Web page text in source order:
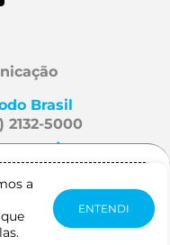
a
ENTENDI
quando
Brasil
2132-5000